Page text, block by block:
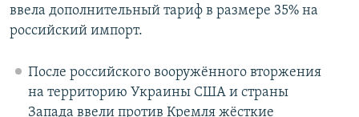
ввела дополнительный тариф в размере 35% на
российский импорт.
После российского вооружённого вторжения
на территорию Украины США и страны
Запада ввели против Кремля жёсткие